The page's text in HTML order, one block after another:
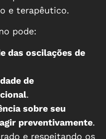
e terapêutico.
pode:
das oscilações de
de
.
sobre seu
preventivamente.
e respeitando os